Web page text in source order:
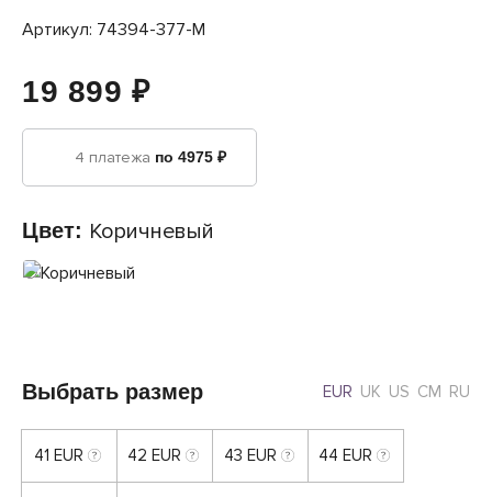
Артикул: 74394-377-M
19 899 ₽
4 платежа по 4975 ₽
Цвет: Коричневый
Выбрать размер EUR UK US CM RU
41 EUR 42 EUR 43 EUR 44 EUR